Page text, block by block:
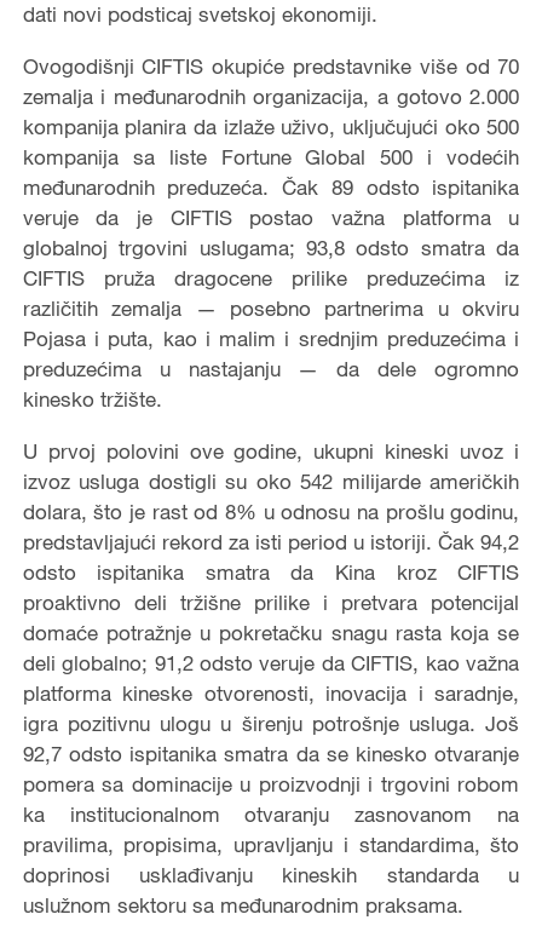
dati novi podsticaj svetskoj ekonomiji.
Ovogodišnji CIFTIS okupiće predstavnike više od 70
zemalja i međunarodnih organizacija, a gotovo 2.000
kompanija planira da izlaže uživo, uključujući oko 500
kompanija sa liste Fortune Global 500 i vodećih
međunarodnih preduzeća. Čak 89 odsto ispitanika
veruje da je CIFTIS postao važna platforma u
globalnoj trgovini uslugama; 93,8 odsto smatra da
CIFTIS pruža dragocene prilike preduzećima iz
različitih zemalja — posebno partnerima u okviru
Pojasa i puta, kao i malim i srednjim preduzećima i
preduzećima u nastajanju — da dele ogromno
kinesko tržište.
U prvoj polovini ove godine, ukupni kineski uvoz i
izvoz usluga dostigli su oko 542 milijarde američkih
dolara, što je rast od 8% u odnosu na prošlu godinu,
predstavljajući rekord za isti period u istoriji. Čak 94,2
odsto ispitanika smatra da Kina kroz CIFTIS
proaktivno deli tržišne prilike i pretvara potencijal
domaće potražnje u pokretačku snagu rasta koja se
deli globalno; 91,2 odsto veruje da CIFTIS, kao važna
platforma kineske otvorenosti, inovacija i saradnje,
igra pozitivnu ulogu u širenju potrošnje usluga. Još
92,7 odsto ispitanika smatra da se kinesko otvaranje
pomera sa dominacije u proizvodnji i trgovini robom
ka institucionalnom otvaranju zasnovanom na
pravilima, propisima, upravljanju i standardima, što
doprinosi usklađivanju kineskih standarda u
uslužnom sektoru sa međunarodnim praksama.